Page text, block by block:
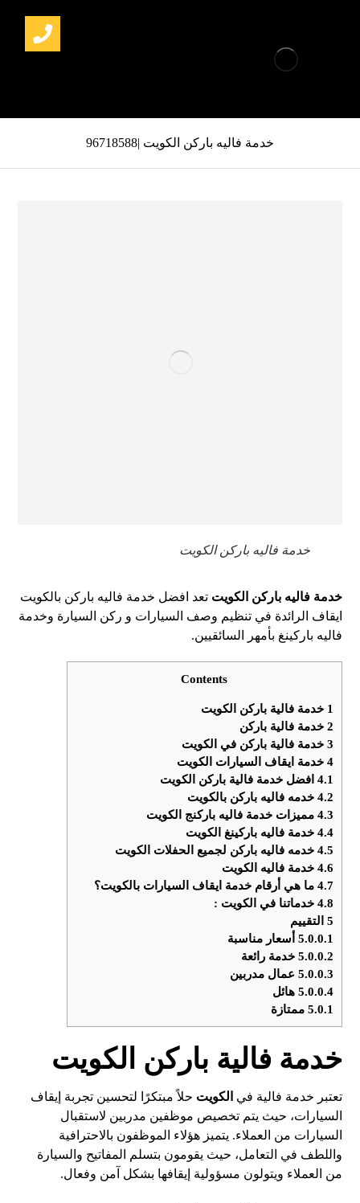
خدمة فاليه باركن الكويت |96718588
خدمة فاليه باركن الكويت
خدمة فاليه باركن الكويت تعد افضل خدمة فاليه باركن بالكويت
ايقاف الرائدة في تنظيم وصف السيارات و ركن السيارة وخدمة
فاليه باركينغ بأمهر السائقيين.
Contents
1 خدمة فالية باركن الكويت
2 خدمة فالية باركن
3 خدمة فالية باركن في الكويت
4 خدمة ايقاف السيارات الكويت
4.1 افضل خدمة فالية باركن الكويت
4.2 خدمه فاليه باركن بالكويت
4.3 مميزات خدمة فاليه باركنج الكويت
4.4 خدمة فاليه باركينغ الكويت
4.5 خدمه فاليه باركن لجميع الحفلات الكويت
4.6 خدمة فاليه الكويت
4.7 ما هي أرقام خدمة ايقاف السيارات بالكويت؟
4.8 خدماتنا في الكويت :
5 التقييم
5.0.0.1 أسعار مناسبة
5.0.0.2 خدمة رائعة
5.0.0.3 عمال مدربين
5.0.0.4 هائل
5.0.1 ممتازة
خدمة فالية باركن الكويت
تعتبر خدمة فالية في الكويت حلاً مبتكرًا لتحسين تجربة إيقاف
السيارات، حيث يتم تخصيص موظفين مدربين لاستقبال
السيارات من العملاء. يتميز هؤلاء الموظفون بالاحترافية
واللطف في التعامل، حيث يقومون بتسلم المفاتيح والسيارة
من العملاء ويتولون مسؤولية إيقافها بشكل آمن وفعال.